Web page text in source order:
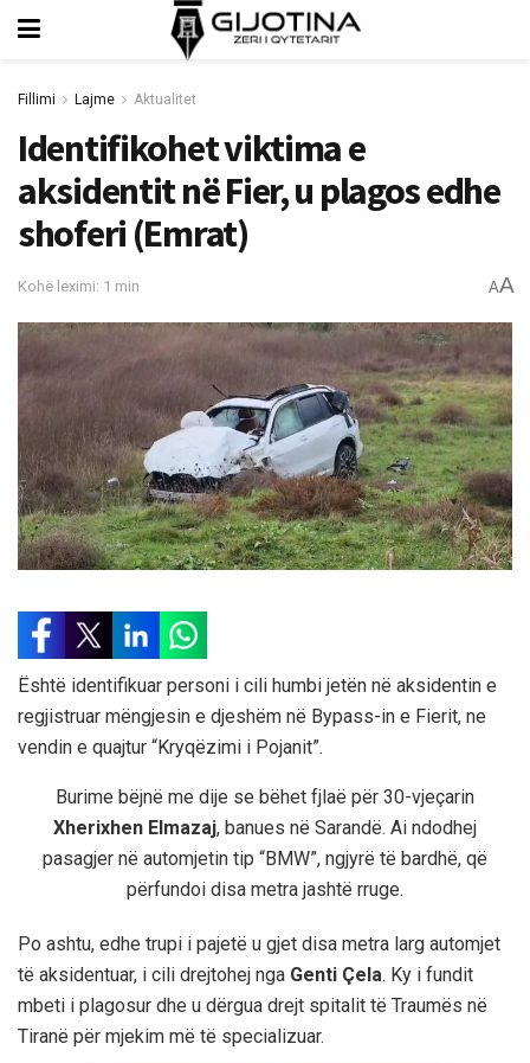
Fillimi Lajme Aktualitet
Identifikohet viktima e
aksidentit në Fier, u plagos edhe
shoferi (Emrat)
Kohë leximi: 1 min AA
Është identifikuar personi i cili humbi jetën në aksidentin e
regjistruar mëngjesin e djeshëm në Bypass-in e Fierit, ne
vendin e quajtur “Kryqëzimi i Pojanit”.
Burime bëjnë me dije se bëhet fjlaë për 30-vjeçarin
Xherixhen Elmazaj, banues në Sarandë. Ai ndodhej
pasagjer në automjetin tip “BMW”, ngjyrë të bardhë, që
përfundoi disa metra jashtë rruge.
Po ashtu, edhe trupi i pajetë u gjet disa metra larg automjet
të aksidentuar, i cili drejtohej nga Genti Çela. Ky i fundit
mbeti i plagosur dhe u dërgua drejt spitalit të Traumës në
Tiranë për mjekim më të specializuar.